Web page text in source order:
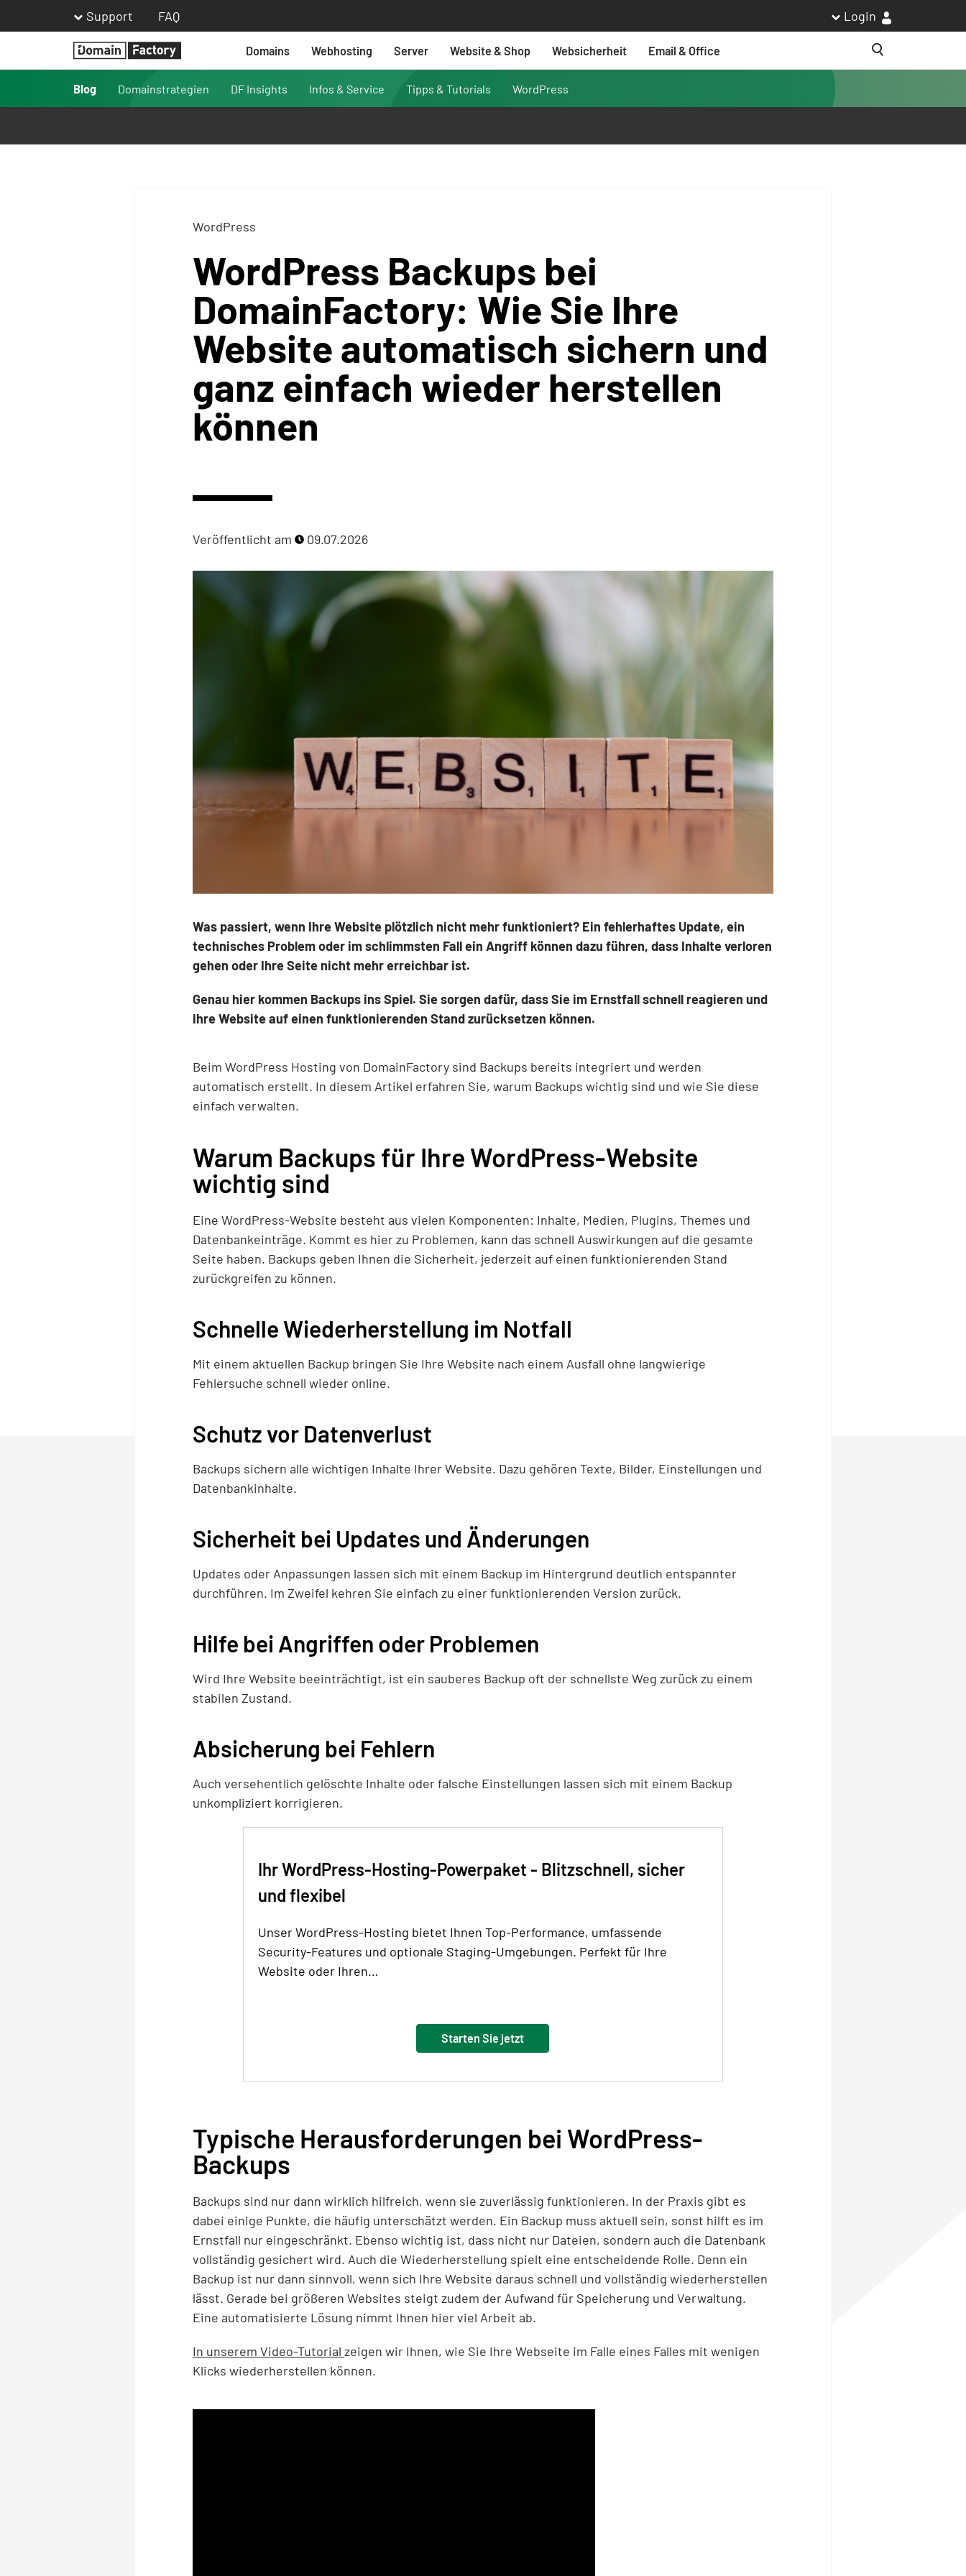
Support FAQ Login
Homepage
Domains Webhosting Server Website & Shop Websicherheit
Email & Office
Suche
Blog
Domainstrategien DF Insights Infos & Service Tipps & Tutorials WordPress
WordPress
WordPress Backups bei
DomainFactory: Wie Sie Ihre
Website automatisch sichern und
ganz einfach wieder herstellen
können
Veröffentlicht am 09.07.2026
Was passiert, wenn Ihre Website plötzlich nicht mehr funktioniert? Ein fehlerhaftes Update, ein
technisches Problem oder im schlimmsten Fall ein Angriff können dazu führen, dass Inhalte verloren
gehen oder Ihre Seite nicht mehr erreichbar ist.
Genau hier kommen Backups ins Spiel. Sie sorgen dafür, dass Sie im Ernstfall schnell reagieren und
Ihre Website auf einen funktionierenden Stand zurücksetzen können.
Beim WordPress Hosting von DomainFactory sind Backups bereits integriert und werden
automatisch erstellt. In diesem Artikel erfahren Sie, warum Backups wichtig sind und wie Sie diese
einfach verwalten.
Warum Backups für Ihre WordPress-Website
wichtig sind
Eine WordPress-Website besteht aus vielen Komponenten: Inhalte, Medien, Plugins, Themes und
Datenbankeinträge. Kommt es hier zu Problemen, kann das schnell Auswirkungen auf die gesamte
Seite haben. Backups geben Ihnen die Sicherheit, jederzeit auf einen funktionierenden Stand
zurückgreifen zu können.
Schnelle Wiederherstellung im Notfall
Mit einem aktuellen Backup bringen Sie Ihre Website nach einem Ausfall ohne langwierige
Fehlersuche schnell wieder online.
Schutz vor Datenverlust
Backups sichern alle wichtigen Inhalte Ihrer Website. Dazu gehören Texte, Bilder, Einstellungen und
Datenbankinhalte.
Sicherheit bei Updates und Änderungen
Updates oder Anpassungen lassen sich mit einem Backup im Hintergrund deutlich entspannter
durchführen. Im Zweifel kehren Sie einfach zu einer funktionierenden Version zurück.
Hilfe bei Angriffen oder Problemen
Wird Ihre Website beeinträchtigt, ist ein sauberes Backup oft der schnellste Weg zurück zu einem
stabilen Zustand.
Absicherung bei Fehlern
Auch versehentlich gelöschte Inhalte oder falsche Einstellungen lassen sich mit einem Backup
unkompliziert korrigieren.
Ihr WordPress-Hosting-Powerpaket - Blitzschnell, sicher
und flexibel
Unser WordPress-Hosting bietet Ihnen Top-Performance, umfassende
Security-Features und optionale Staging-Umgebungen. Perfekt für Ihre
Website oder Ihren…
Starten Sie jetzt
Typische Herausforderungen bei WordPress-
Backups
Backups sind nur dann wirklich hilfreich, wenn sie zuverlässig funktionieren. In der Praxis gibt es
dabei einige Punkte, die häufig unterschätzt werden. Ein Backup muss aktuell sein, sonst hilft es im
Ernstfall nur eingeschränkt. Ebenso wichtig ist, dass nicht nur Dateien, sondern auch die Datenbank
vollständig gesichert wird. Auch die Wiederherstellung spielt eine entscheidende Rolle. Denn ein
Backup ist nur dann sinnvoll, wenn sich Ihre Website daraus schnell und vollständig wiederherstellen
lässt. Gerade bei größeren Websites steigt zudem der Aufwand für Speicherung und Verwaltung.
Eine automatisierte Lösung nimmt Ihnen hier viel Arbeit ab.
In unserem Video-Tutorial zeigen wir Ihnen, wie Sie Ihre Webseite im Falle eines Falles mit wenigen
Klicks wiederherstellen können.